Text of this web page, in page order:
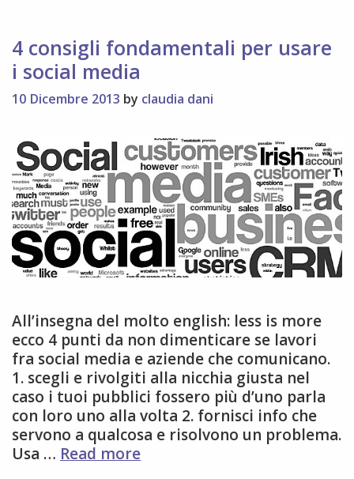
4 consigli fondamentali per usare
i social media
10 Dicembre 2013 by claudia dani
All’insegna del molto english: less is more
ecco 4 punti da non dimenticare se lavori
fra social media e aziende che comunicano.
1. scegli e rivolgiti alla nicchia giusta nel
caso i tuoi pubblici fossero più d’uno parla
con loro uno alla volta 2. fornisci info che
servono a qualcosa e risolvono un problema.
Usa … Read more4